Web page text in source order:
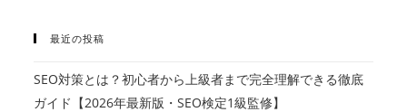
最近の投稿
SEO対策とは？初心者から上級者まで完全理解できる徹底
ガイド【2026年最新版・SEO検定1級監修】